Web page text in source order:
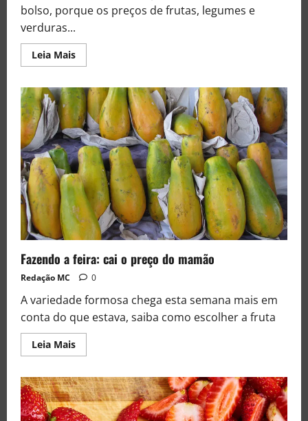
bolso, porque os preços de frutas, legumes e
verduras...
Leia Mais
Fazendo a feira: cai o preço do mamão
Redação MC 0
A variedade formosa chega esta semana mais em
conta do que estava, saiba como escolher a fruta
Leia Mais